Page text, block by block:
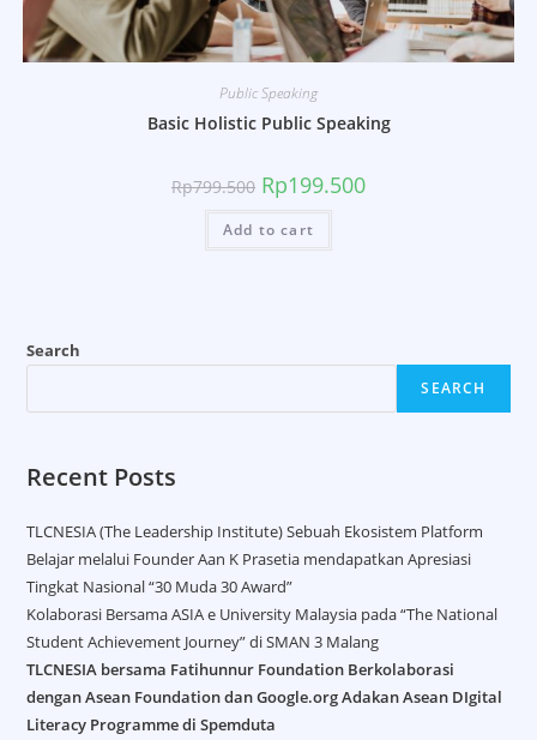
Public Speaking
Basic Holistic Public Speaking
Rp799.500 Rp199.500
Add to cart
Search
SEARCH
Recent Posts
TLCNESIA (The Leadership Institute) Sebuah Ekosistem Platform
Belajar melalui Founder Aan K Prasetia mendapatkan Apresiasi
Tingkat Nasional “30 Muda 30 Award”
Kolaborasi Bersama ASIA e University Malaysia pada “The National
Student Achievement Journey” di SMAN 3 Malang
TLCNESIA bersama Fatihunnur Foundation Berkolaborasi
dengan Asean Foundation dan Google.org Adakan Asean DIgital
Literacy Programme di Spemduta​